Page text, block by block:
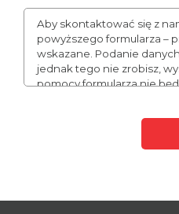
Aby skontaktować się z
powyższego formularza –
wskazane. Podanie
jednak tego nie zrobisz,
pomocy formularza nie
dane mogą stanowić
wypadku administratorem